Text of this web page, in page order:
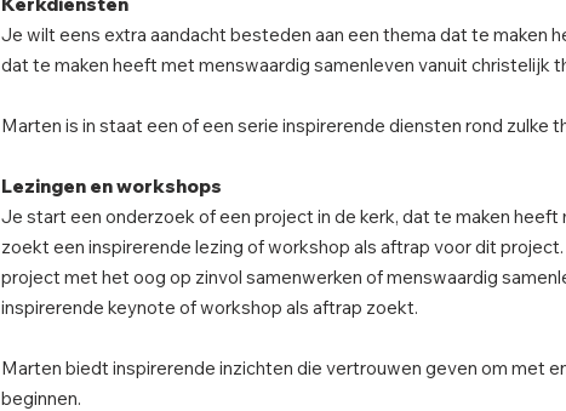
Je wilt eens extra aandacht besteden aan een thema dat te maken
dat te maken heeft met menswaardig samenleven vanuit christelijk
Marten is in staat een of een serie inspirerende diensten rond zulke
Lezingen en workshops
Je start een onderzoek of een project in de kerk, dat te maken heeft
zoekt een inspirerende lezing of workshop als aftrap voor dit
project met het oog op zinvol samenwerken of menswaardig
inspirerende keynote of workshop als aftrap zoekt.
Marten biedt inspirerende inzichten die vertrouwen geven om met
beginnen.